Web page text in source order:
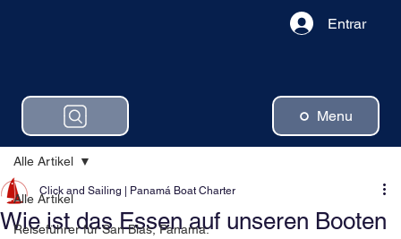
Menu
Entrar
Alle Artikel
Reiseführer für San Blas, Panama:
Alle Artikel
Wie ist das Essen auf unseren Booten
Click and Sailing | Panamá Boat Charter